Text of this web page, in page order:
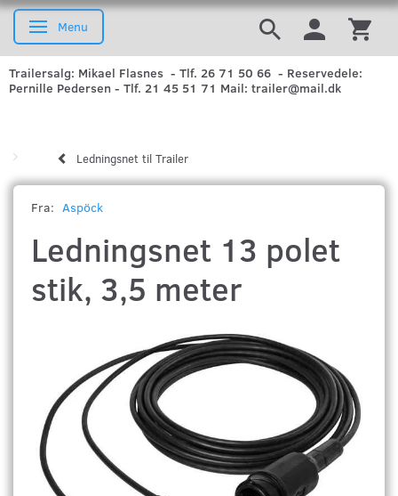
Skifte navigation
Menu
Trailersalg: Mikael Flasnes - Tlf. 26 71 50 66 - Reservedele:
Pernille Pedersen - Tlf. 21 45 51 71 Mail: trailer@mail.dk
Ledningsnet til Trailer
Fra: Aspöck
Ledningsnet 13 polet
stik, 3,5 meter